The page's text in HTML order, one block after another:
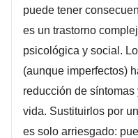
puede tener
es un trastorno
psicológica y social.
(aunque imperfectos)
reducción de
vida. Sustituirlos por
es solo arriesgado: